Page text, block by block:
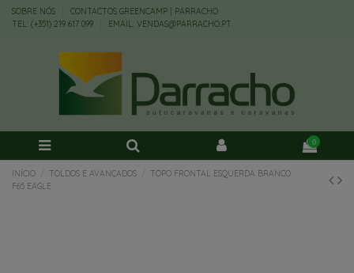
SOBRE NÓS
CONTACTOS GREENCAMP | PARRACHO
TEL: (+351) 219 617 099
EMAIL: VENDAS@PARRACHO.PT
0
INÍCIO TOLDOS E AVANÇADOS
TOPO FRONTAL ESQUERDA BRANCO
F65 EAGLE